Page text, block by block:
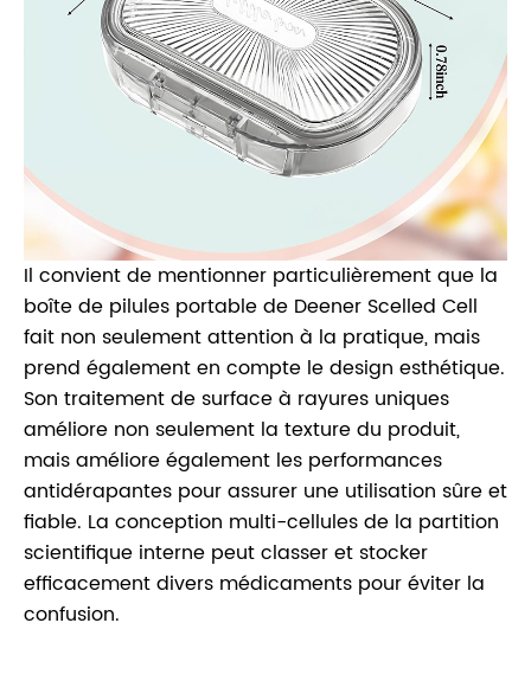
Il convient de mentionner particulièrement que la
boîte de pilules portable de Deener Scelled Cell
fait non seulement attention à la pratique, mais
prend également en compte le design esthétique.
Son traitement de surface à rayures uniques
améliore non seulement la texture du produit,
mais améliore également les performances
antidérapantes pour assurer une utilisation sûre et
fiable. La conception multi-cellules de la partition
scientifique interne peut classer et stocker
efficacement divers médicaments pour éviter la
confusion.